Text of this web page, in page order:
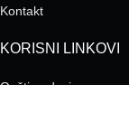
Kontakt
KORISNI LINKOVI
Opšti podaci